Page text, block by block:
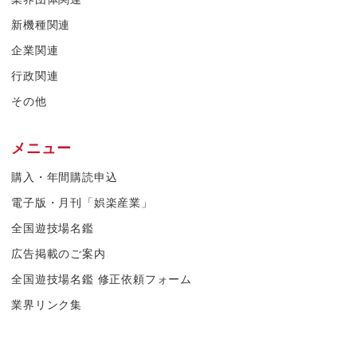
新機種関連
企業関連
行政関連
その他
メニュー
購入・年間購読申込
電子版・月刊「娯楽産業」
全国遊技場名鑑
広告掲載のご案内
全国遊技場名鑑 修正依頼フォーム
業界リンク集